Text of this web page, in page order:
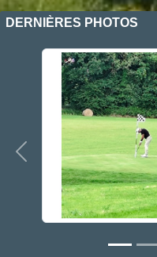
DERNIÈRES PHOTOS
Précedent